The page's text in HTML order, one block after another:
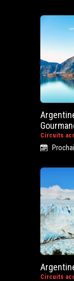
Circuits
Circuits